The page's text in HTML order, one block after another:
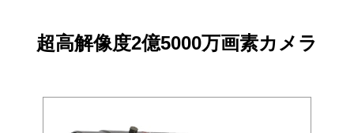
超高解像度2億5000万画素カメラ